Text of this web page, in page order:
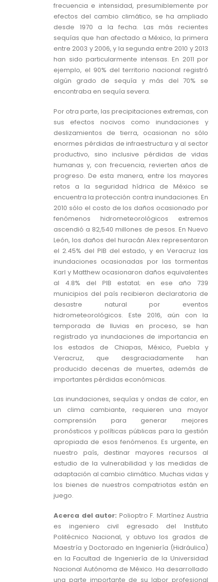
frecuencia e intensidad, presumiblemente por
efectos del cambio climático, se ha ampliado
desde 1970 a la fecha. Las más recientes
sequías que han afectado a México, la primera
entre 2003 y 2006, y la segunda entre 2010 y 2013
han sido particularmente intensas. En 2011 por
ejemplo, el 90% del territorio nacional registró
algún grado de sequía y más del 70% se
encontraba en sequía severa.
Por otra parte, las precipitaciones extremas, con
sus efectos nocivos como inundaciones y
deslizamientos de tierra, ocasionan no sólo
enormes pérdidas de infraestructura y al sector
productivo, sino inclusive pérdidas de vidas
humanas y, con frecuencia, revierten años de
progreso. De esta manera, entre los mayores
retos a la seguridad hídrica de México se
encuentra la protección contra inundaciones. En
2010 sólo el costo de los daños ocasionado por
fenómenos hidrometeorológicos extremos
ascendió a 82,540 millones de pesos. En Nuevo
León, los daños del huracán Alex representaron
el 2.45% del PIB del estado, y en Veracruz las
inundaciones ocasionadas por las tormentas
Karl y Matthew ocasionaron daños equivalentes
al 4.8% del PIB estatal; en ese año 739
municipios del país recibieron declaratoria de
desastre natural por eventos
hidrometeorológicos. Este 2016, aún con la
temporada de lluvias en proceso, se han
registrado ya inundaciones de importancia en
los estados de Chiapas, México, Puebla y
Veracruz, que desgraciadamente han
producido decenas de muertes, además de
importantes pérdidas económicas.
Las inundaciones, sequías y ondas de calor, en
un clima cambiante, requieren una mayor
comprensión para generar mejores
pronósticos y políticas públicas para la gestión
apropiada de esos fenómenos. Es urgente, en
nuestro país, destinar mayores recursos al
estudio de la vulnerabilidad y las medidas de
adaptación al cambio climático. Muchas vidas y
los bienes de nuestros compatriotas están en
juego.
Acerca del autor: Polioptro F. Martínez Austria
es ingeniero civil egresado del Instituto
Politécnico Nacional, y obtuvo los grados de
Maestría y Doctorado en Ingeniería (Hidráulica)
en la Facultad de Ingeniería de la Universidad
Nacional Autónoma de México. Ha desarrollado
una parte importante de su labor profesional